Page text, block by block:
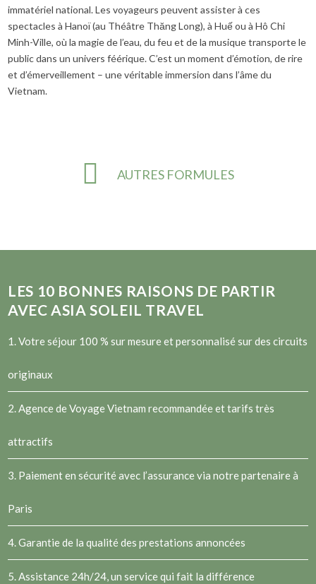
immatériel national. Les voyageurs peuvent assister à ces
spectacles à Hanoï (au Théâtre Thăng Long), à Huế ou à Hô Chi
Minh-Ville, où la magie de l’eau, du feu et de la musique transporte le
public dans un univers féérique. C’est un moment d’émotion, de rire
et d’émerveillement – une véritable immersion dans l’âme du
Vietnam.
AUTRES FORMULES
LES 10 BONNES RAISONS DE PARTIR
AVEC ASIA SOLEIL TRAVEL
1. Votre séjour 100 % sur mesure et personnalisé sur des circuits
originaux
2.Agence de Voyage Vietnam recommandée et tarifs très
attractifs
3. Paiement en sécurité avec l’assurance via notre partenaire à
Paris
4. Garantie de la qualité des prestations annoncées
5. Assistance 24h/24, un service qui fait la différence